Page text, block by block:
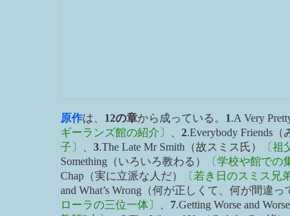
原作は、 12の章から成っている。 1.A Very
ギーランズ館の紹介〕
2.Everybody Friends（
子〕
3.The Late Mr Smith（故スミス氏） 〔祖
Something（いろいろ教わる）
〔学校や館での
Chap（実に立派な人だ）
〔若き日のスミス兄
and What’s Wrong（何が正しくて、何が間違っ
ローラの三位一体〕
7.Getting Worse and